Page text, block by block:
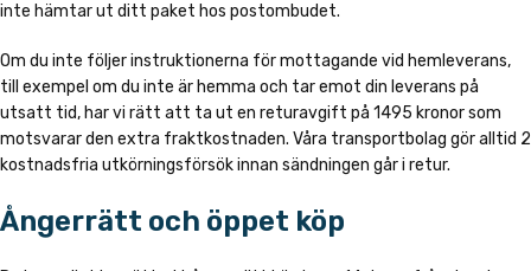
inte hämtar ut ditt paket hos postombudet.
Om du inte följer instruktionerna för mottagande vid hemleverans,
till exempel om du inte är hemma och tar emot din leverans på
utsatt tid, har vi rätt att ta ut en returavgift på 1495 kronor som
motsvarar den extra fraktkostnaden. Våra transportbolag gör alltid 2
kostnadsfria utkörningsförsök innan sändningen går i retur.
Ångerrätt och öppet köp